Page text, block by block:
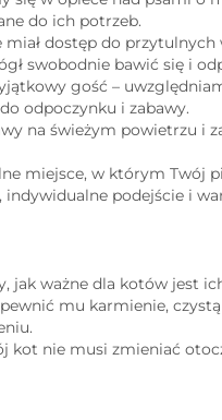
do ich potrzeb.
miał dostęp do
swobodnie bawić się i
gość –
odpoczynku i zabawy.
na świeżym powietrzu i
miejsce, w którym Twój
podejście i
jak ważne dla kotów jest
mu karmienie,
kot nie musi zmieniać